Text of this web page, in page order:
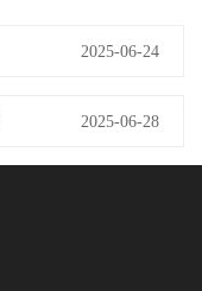
2025-06-24
2025-06-28